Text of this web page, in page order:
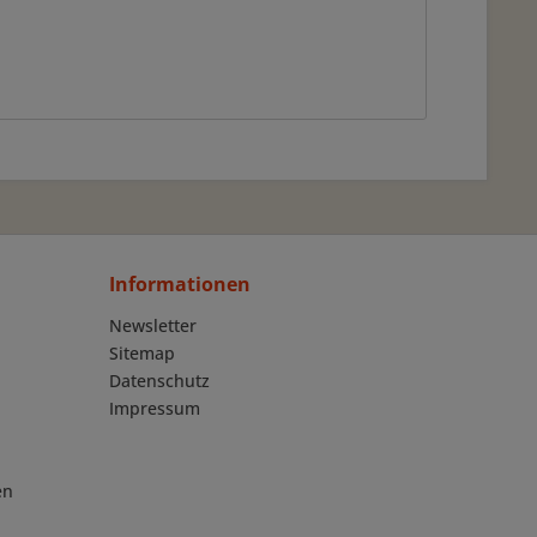
Informationen
Newsletter
Sitemap
Datenschutz
Impressum